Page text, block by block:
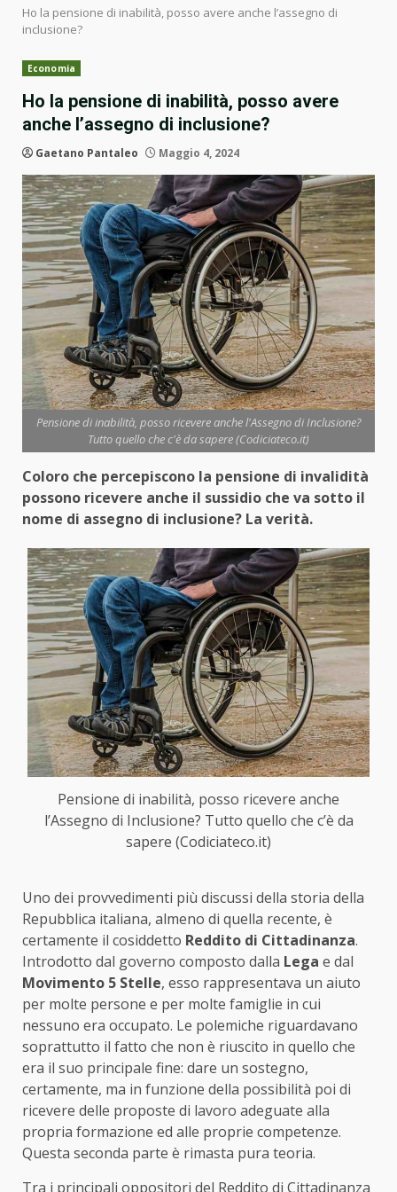
Ho la pensione di inabilità, posso avere anche l’assegno di
inclusione?
Economia
Ho la pensione di inabilità, posso avere
anche l’assegno di inclusione?
Gaetano Pantaleo Maggio 4, 2024
Pensione di inabilità, posso ricevere anche l'Assegno di Inclusione?
Tutto quello che c'è da sapere (Codiciateco.it)
Coloro che percepiscono la pensione di invalidità
possono ricevere anche il sussidio che va sotto il
nome di assegno di inclusione? La verità.
Pensione di inabilità, posso ricevere anche
l’Assegno di Inclusione? Tutto quello che c’è da
sapere (Codiciateco.it)
Uno dei provvedimenti più discussi della storia della
Repubblica italiana, almeno di quella recente, è
certamente il cosiddetto Reddito di Cittadinanza.
Introdotto dal governo composto dalla Lega e dal
Movimento 5 Stelle, esso rappresentava un aiuto
per molte persone e per molte famiglie in cui
nessuno era occupato. Le polemiche riguardavano
soprattutto il fatto che non è riuscito in quello che
era il suo principale fine: dare un sostegno,
certamente, ma in funzione della possibilità poi di
ricevere delle proposte di lavoro adeguate alla
propria formazione ed alle proprie competenze.
Questa seconda parte è rimasta pura teoria.
Tra i principali oppositori del Reddito di Cittadinanza